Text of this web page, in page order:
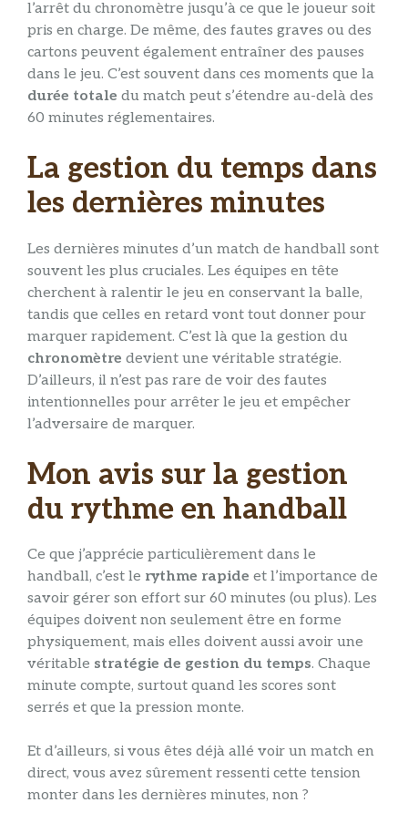
l’arrêt du chronomètre jusqu’à ce que le joueur soit
pris en charge. De même, des fautes graves ou des
cartons peuvent également entraîner des pauses
dans le jeu. C’est souvent dans ces moments que la
durée totale du match peut s’étendre au-delà des
60 minutes réglementaires.
La gestion du temps dans
les dernières minutes
Les dernières minutes d’un match de handball sont
souvent les plus cruciales. Les équipes en tête
cherchent à ralentir le jeu en conservant la balle,
tandis que celles en retard vont tout donner pour
marquer rapidement. C’est là que la gestion du
chronomètre devient une véritable stratégie.
D’ailleurs, il n’est pas rare de voir des fautes
intentionnelles pour arrêter le jeu et empêcher
l’adversaire de marquer.
Mon avis sur la gestion
du rythme en handball
Ce que j’apprécie particulièrement dans le
handball, c’est le rythme rapide et l’importance de
savoir gérer son effort sur 60 minutes (ou plus). Les
équipes doivent non seulement être en forme
physiquement, mais elles doivent aussi avoir une
véritable stratégie de gestion du temps. Chaque
minute compte, surtout quand les scores sont
serrés et que la pression monte.
Et d’ailleurs, si vous êtes déjà allé voir un match en
direct, vous avez sûrement ressenti cette tension
monter dans les dernières minutes, non ?